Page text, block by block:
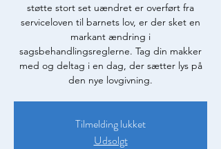
støtte stort set uændret er overført fra
serviceloven til barnets lov, er der sket en
markant ændring i
sagsbehandlingsreglerne. Tag din makker
med og deltag i en dag, der sætter lys på
den nye lovgivning.
Tilmelding lukket
Udsolgt